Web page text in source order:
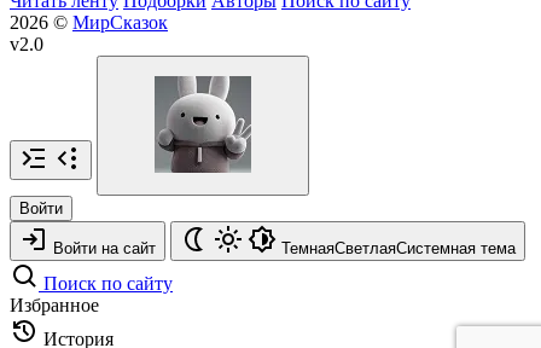
2026 © МирСказок
v2.0
Войти
Войти на сайт ТемнаяСветлаяСистемная тема
Поиск по сайту
Избранное
История